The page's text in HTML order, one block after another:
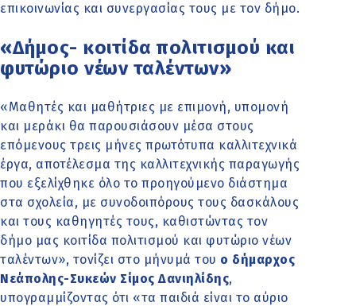
επικοινωνίας και συνεργασίας τους με τον δήμο.
«Δήμος- κοιτίδα πολιτισμού και
φυτώριο νέων ταλέντων»
«Μαθητές και μαθήτριες με επιμονή, υπομονή
και μεράκι θα παρουσιάσουν μέσα στους
επόμενους τρεις μήνες πρωτότυπα καλλιτεχνικά
έργα, αποτέλεσμα της καλλιτεχνικής παραγωγής
που εξελίχθηκε όλο το προηγούμενο διάστημα
στα σχολεία, με συνοδοιπόρους τους δασκάλους
και τους καθηγητές τους, καθιστώντας τον
δήμο μας κοιτίδα πολιτισμού και φυτώριο νέων
ταλέντων», τονίζει στο μήνυμά του ο δήμαρχος
Νεάπολης-Συκεών Σίμος Δανιηλίδης,
υπογραμμίζοντας ότι «τα παιδιά είναι το αύριο